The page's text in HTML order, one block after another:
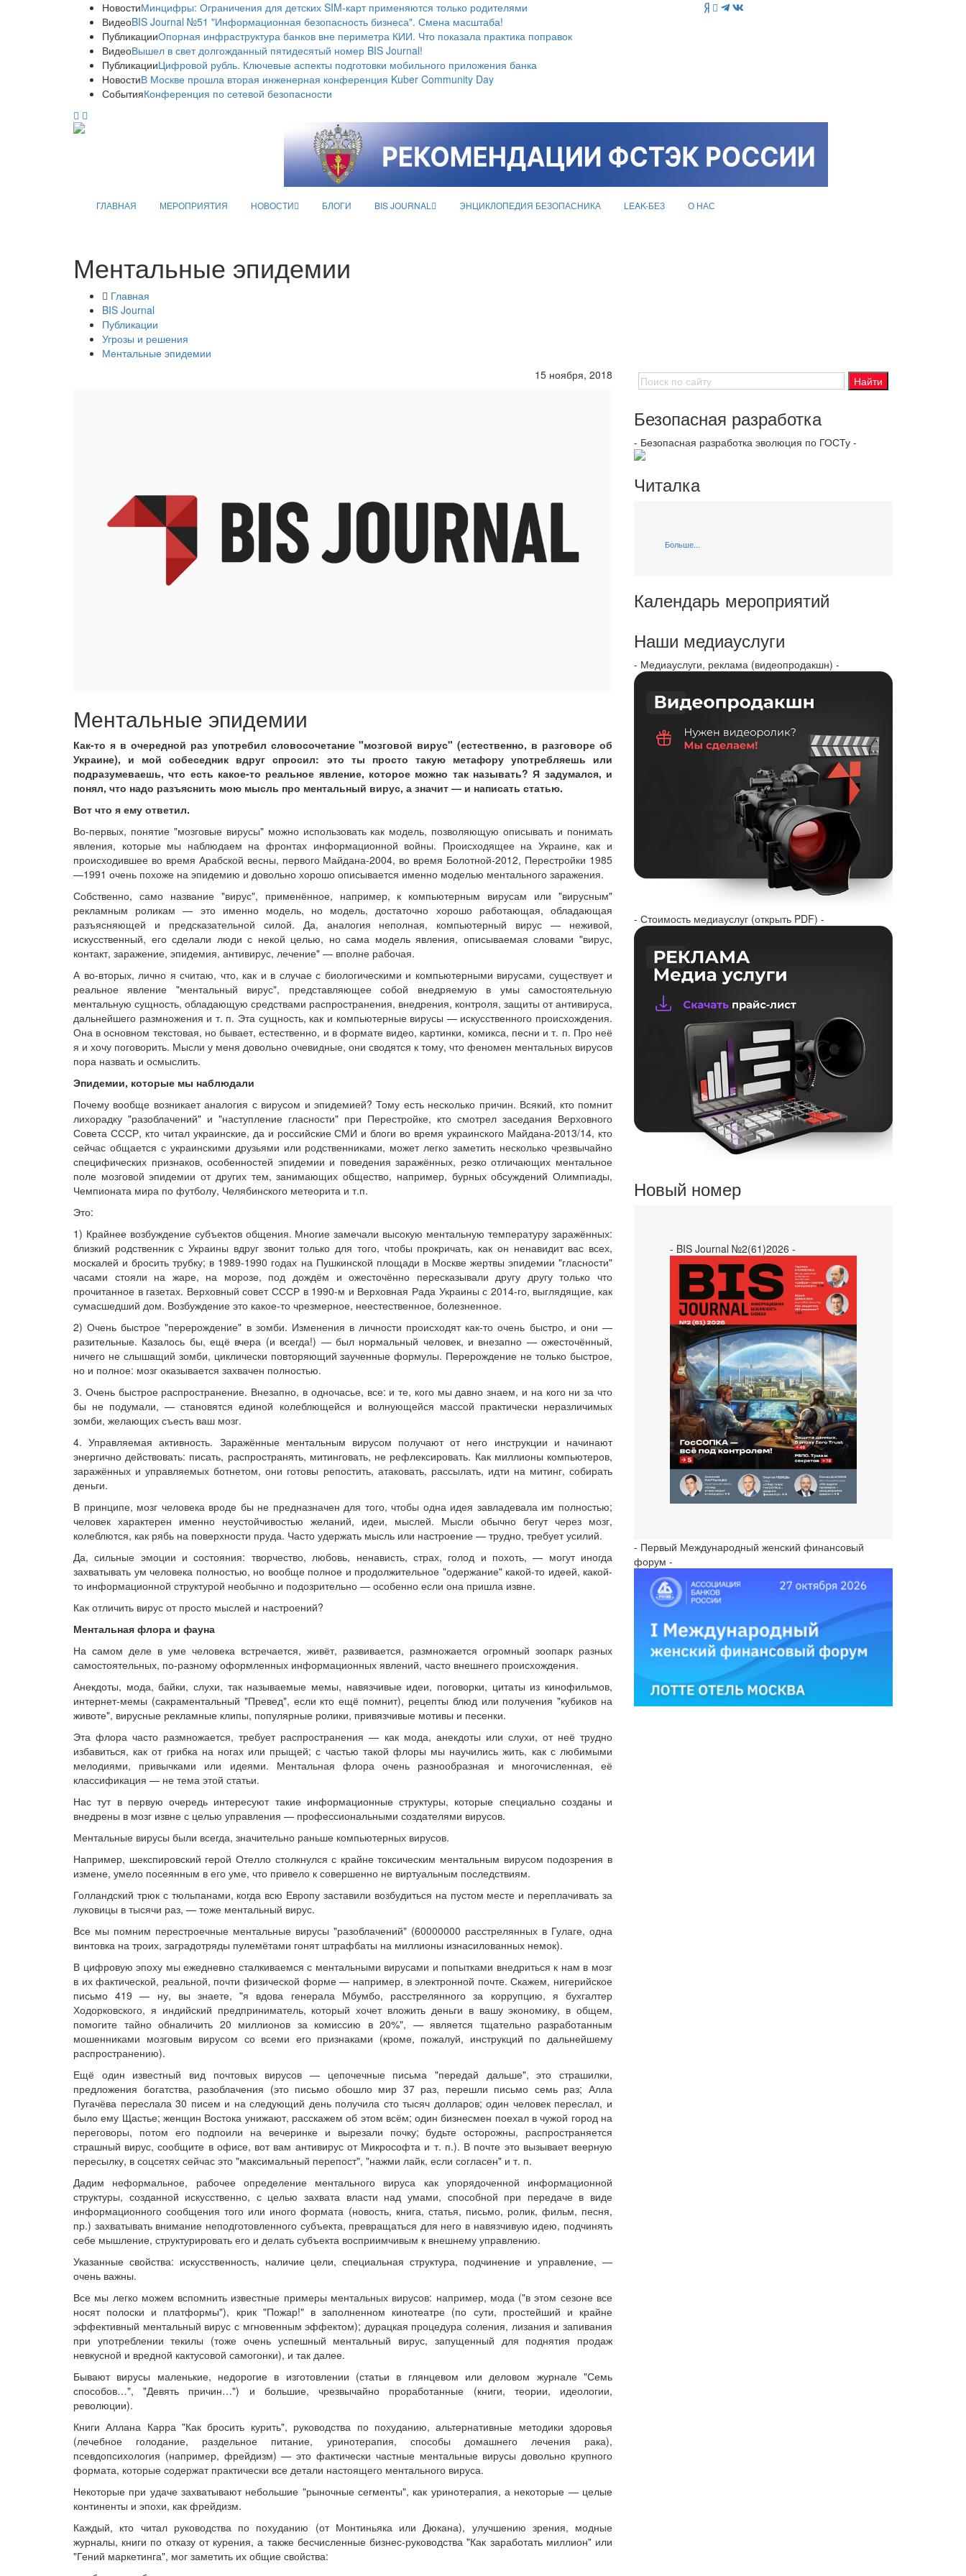
НовостиМинцифры: Ограничения для детских SIM-карт применяются только родителями
ВидеоBIS Journal №51 "Информационная безопасность бизнеса". Смена масштаба!
ПубликацииОпорная инфраструктура банков вне периметра КИИ. Что показала практика поправок
ВидеоВышел в свет долгожданный пятидесятый номер BIS Journal!
ПубликацииЦифровой рубль. Ключевые аспекты подготовки мобильного приложения банка
НовостиВ Москве прошла вторая инженерная конференция Kuber Community Day
СобытияКонференция по сетевой безопасности
ГЛАВНАЯ МЕРОПРИЯТИЯ НОВОСТИ БЛОГИ BIS JOURNAL ЭНЦИКЛОПЕДИЯ БЕЗОПАСНИКА LEAK-БЕЗ О НАС
Ментальные эпидемии
Главная
BIS Journal
Публикации
Угрозы и решения
Ментальные эпидемии
15 ноября, 2018
Ментальные эпидемии
Как-то я в очередной раз употребил словосочетание "мозговой вирус" (естественно, в разговоре об
Украине), и мой собеседник вдруг спросил: это ты просто такую метафору употребляешь или
подразумеваешь, что есть какое-то реальное явление, которое можно так называть? Я задумался, и
понял, что надо разъяснить мою мысль про ментальный вирус, а значит — и написать статью.
Вот что я ему ответил.
Во-первых, понятие "мозговые вирусы" можно использовать как модель, позволяющую описывать и понимать
явления, которые мы наблюдаем на фронтах информационной войны. Происходящее на Украине, как и
происходившее во время Арабской весны, первого Майдана-2004, во время Болотной-2012, Перестройки 1985
—1991 очень похоже на эпидемию и довольно хорошо описывается именно моделью ментального заражения.
Собственно, само название "вирус", применённое, например, к компьютерным вирусам или "вирусным"
рекламным роликам — это именно модель, но модель, достаточно хорошо работающая, обладающая
разъясняющей и предсказательной силой. Да, аналогия неполная, компьютерный вирус — неживой,
искусственный, его сделали люди с некой целью, но сама модель явления, описываемая словами "вирус,
контакт, заражение, эпидемия, антивирус, лечение" — вполне рабочая.
А во-вторых, лично я считаю, что, как и в случае с биологическими и компьютерными вирусами, существует и
реальное явление "ментальный вирус", представляющее собой внедряемую в умы самостоятельную
ментальную сущность, обладающую средствами распространения, внедрения, контроля, защиты от антивируса,
дальнейшего размножения и т. п. Эта сущность, как и компьютерные вирусы — искусственного происхождения.
Она в основном текстовая, но бывает, естественно, и в формате видео, картинки, комикса, песни и т. п. Про неё
я и хочу поговорить. Мысли у меня довольно очевидные, они сводятся к тому, что феномен ментальных вирусов
пора назвать и осмыслить.
Эпидемии, которые мы наблюдали
Почему вообще возникает аналогия с вирусом и эпидемией? Тому есть несколько причин. Всякий, кто помнит
лихорадку "разоблачений" и "наступление гласности" при Перестройке, кто смотрел заседания Верховного
Совета СССР, кто читал украинские, да и российские СМИ и блоги во время украинского Майдана-2013/14, кто
сейчас общается с украинскими друзьями или родственниками, может легко заметить несколько чрезвычайно
специфических признаков, особенностей эпидемии и поведения заражённых, резко отличающих ментальное
поле мозговой эпидемии от других тем, занимающих общество, например, бурных обсуждений Олимпиады,
Чемпионата мира по футболу, Челябинского метеорита и т.п.
Это:
1) Крайнее возбуждение субъектов общения. Многие замечали высокую ментальную температуру заражённых:
близкий родственник с Украины вдруг звонит только для того, чтобы прокричать, как он ненавидит вас всех,
москалей и бросить трубку; в 1989-1990 годах на Пушкинской площади в Москве жертвы эпидемии "гласности"
часами стояли на жаре, на морозе, под дождём и ожесточённо пересказывали другу другу только что
прочитанное в газетах. Верховный совет СССР в 1990-м и Верховная Рада Украины с 2014-го, выглядящие, как
сумасшедший дом. Возбуждение это какое-то чрезмерное, неестественное, болезненное.
2) Очень быстрое "перерождение" в зомби. Изменения в личности происходят как-то очень быстро, и они —
разительные. Казалось бы, ещё вчера (и всегда!) — был нормальный человек, и внезапно — ожесточённый,
ничего не слышащий зомби, циклически повторяющий заученные формулы. Перерождение не только быстрое,
но и полное: мозг оказывается захвачен полностью.
3. Очень быстрое распространение. Внезапно, в одночасье, все: и те, кого мы давно знаем, и на кого ни за что
бы не подумали, — становятся единой колеблющейся и волнующейся массой практически неразличимых
зомби, желающих съесть ваш мозг.
4. Управляемая активность. Заражённые ментальным вирусом получают от него инструкции и начинают
энергично действовать: писать, распространять, митинговать, не рефлексировать. Как миллионы компьютеров,
заражённых и управляемых ботнетом, они готовы репостить, атаковать, рассылать, идти на митинг, собирать
деньги.
В принципе, мозг человека вроде бы не предназначен для того, чтобы одна идея завладевала им полностью;
человек характерен именно неустойчивостью желаний, идеи, мыслей. Мысли обычно бегут через мозг,
колеблются, как рябь на поверхности пруда. Часто удержать мысль или настроение — трудно, требует усилий.
Да, сильные эмоции и состояния: творчество, любовь, ненависть, страх, голод и похоть, — могут иногда
захватывать ум человека полностью, но вообще полное и продолжительное "одержание" какой-то идеей, какой-
то информационной структурой необычно и подозрительно — особенно если она пришла извне.
Как отличить вирус от просто мыслей и настроений?
Ментальная флора и фауна
На самом деле в уме человека встречается, живёт, развивается, размножается огромный зоопарк разных
самостоятельных, по-разному оформленных информационных явлений, часто внешнего происхождения.
Анекдоты, мода, байки, слухи, так называемые мемы, навязчивые идеи, поговорки, цитаты из кинофильмов,
интернет-мемы (сакраментальный "Превед", если кто ещё помнит), рецепты блюд или получения "кубиков на
животе", вирусные рекламные клипы, популярные ролики, привязчивые мотивы и песенки.
Эта флора часто размножается, требует распространения — как мода, анекдоты или слухи, от неё трудно
избавиться, как от грибка на ногах или прыщей; с частью такой флоры мы научились жить, как с любимыми
мелодиями, привычками или идеями. Ментальная флора очень разнообразная и многочисленная, её
классификация — не тема этой статьи.
Нас тут в первую очередь интересуют такие информационные структуры, которые специально созданы и
внедрены в мозг извне с целью управления — профессиональными создателями вирусов.
Ментальные вирусы были всегда, значительно раньше компьютерных вирусов.
Например, шекспировский герой Отелло столкнулся с крайне токсическим ментальным вирусом подозрения в
измене, умело посеянным в его уме, что привело к совершенно не виртуальным последствиям.
Голландский трюк с тюльпанами, когда всю Европу заставили возбудиться на пустом месте и переплачивать за
луковицы в тысячи раз, — тоже ментальный вирус.
Все мы помним перестроечные ментальные вирусы "разоблачений" (60000000 расстрелянных в Гулаге, одна
винтовка на троих, заградотряды пулемётами гонят штрафбаты на миллионы изнасилованных немок).
В цифровую эпоху мы ежедневно сталкиваемся с ментальными вирусами и попытками внедриться к нам в мозг
в их фактической, реальной, почти физической форме — например, в электронной почте. Скажем, нигерийское
письмо 419 — ну, вы знаете, "я вдова генерала Мбумбо, расстрелянного за коррупцию, я бухгалтер
Ходорковского, я индийский предприниматель, который хочет вложить деньги в вашу экономику, в общем,
помогите тайно обналичить 20 миллионов за комиссию в 20%", — является тщательно разработанным
мошенниками мозговым вирусом со всеми его признаками (кроме, пожалуй, инструкций по дальнейшему
распространению).
Ещё один известный вид почтовых вирусов — цепочечные письма "передай дальше", это страшилки,
предложения богатства, разоблачения (это письмо обошло мир 37 раз, перешли письмо семь раз; Алла
Пугачёва переслала 30 писем и на следующий день получила сто тысяч долларов; один человек переслал, и
было ему Щастье; женщин Востока унижают, расскажем об этом всём; один бизнесмен поехал в чужой город на
переговоры, потом его подпоили на вечеринке и вырезали почку; будьте осторожны, распространяется
страшный вирус, сообщите в офисе, вот вам антивирус от Микрософта и т. п.). В почте это вызывает веерную
пересылку, в соцсетях сейчас это "максимальный перепост", "нажми лайк, если согласен" и т. п.
Дадим неформальное, рабочее определение ментального вируса как упорядоченной информационной
структуры, созданной искусственно, с целью захвата власти над умами, способной при передаче в виде
информационного сообщения того или иного формата (новость, книга, статья, письмо, ролик, фильм, песня,
пр.) захватывать внимание неподготовленного субъекта, превращаться для него в навязчивую идею, подчинять
себе мышление, структурировать его и делать субъекта восприимчивым к внешнему управлению.
Указанные свойства: искусственность, наличие цели, специальная структура, подчинение и управление, —
очень важны.
Все мы легко можем вспомнить известные примеры ментальных вирусов: например, мода ("в этом сезоне все
носят полоски и платформы"), крик "Пожар!" в заполненном кинотеатре (по сути, простейший и крайне
эффективный ментальный вирус с мгновенным эффектом); дурацкая процедура соления, лизания и запивания
при употреблении текилы (тоже очень успешный ментальный вирус, запущенный для поднятия продаж
невкусной и вредной кактусовой самогонки), и так далее.
Бывают вирусы маленькие, недорогие в изготовлении (статьи в глянцевом или деловом журнале "Семь
способов…", "Девять причин…") и большие, чрезвычайно проработанные (книги, теории, идеологии,
революции).
Книги Аллана Карра "Как бросить курить", руководства по похуданию, альтернативные методики здоровья
(лечебное голодание, раздельное питание, уринотерапия, способы домашнего лечения рака),
псевдопсихология (например, фрейдизм) — это фактически частные ментальные вирусы довольно крупного
формата, которые содержат практически все детали настоящего ментального вируса.
Некоторые при удаче захватывают небольшие "рыночные сегменты", как уринотерапия, а некоторые — целые
континенты и эпохи, как фрейдизм.
Каждый, кто читал руководства по похуданию (от Монтиньяка или Дюкана), улучшению зрения, модные
журналы, книги по отказу от курения, а также бесчисленные бизнес-руководства "Как заработать миллион" или
"Гений маркетинга", мог заметить их общие свойства:
Безопасная разработка
- Безопасная разработка эволюция по ГОСТу -
Читалка
Больше...
Календарь мероприятий
Наши медиауслуги
- Медиауслуги, реклама (видеопродакшн) -
- Стоимость медиауслуг (открыть PDF) -
Новый номер
- BIS Journal №2(61)2026 -
- Первый Международный женский финансовый
форум -